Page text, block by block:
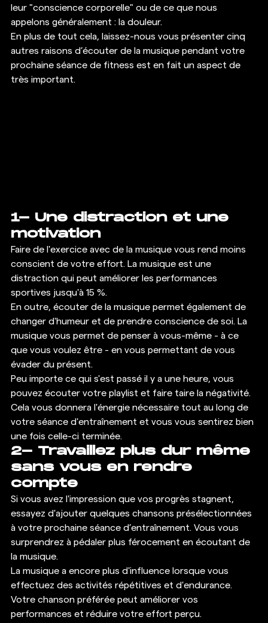
leur "conscience corporelle" ou de ce que nous
appelons généralement : la douleur.
En plus de tout cela, laissez-nous vous présenter cinq
autres raisons d’écouter de la musique pendant votre
prochaine séance de fitness est en fait un aspect de
très important.
1- Une distraction et une
motivation
Faire de l'exercice avec de la musique vous rend moins
conscient de votre effort. La musique est une
distraction qui peut améliorer les performances
sportives jusqu'à 15 %.
En outre, écouter de la musique permet également de
changer d'humeur et de prendre conscience de soi. La
musique vous permet de penser à vous-même - à ce
que vous voulez être - en vous permettant de vous
évader du présent.
Peu importe ce qui s'est passé il y a une heure, vous
pouvez écouter votre playlist et faire taire la négativité.
Cela vous donnera l'énergie nécessaire tout au long de
votre séance d'entraînement et vous vous sentirez bien
une fois celle-ci terminée.
2- Travaillez plus dur même
sans vous en rendre
compte
Si vous avez l'impression que vos progrès stagnent,
essayez d'ajouter quelques chansons présélectionnées
à votre prochaine séance d’entraînement. Vous vous
surprendrez à pédaler plus férocement en écoutant de
la musique.
La musique a encore plus d'influence lorsque vous
effectuez des activités répétitives et d'endurance.
Votre chanson préférée peut améliorer vos
performances et réduire votre effort perçu.